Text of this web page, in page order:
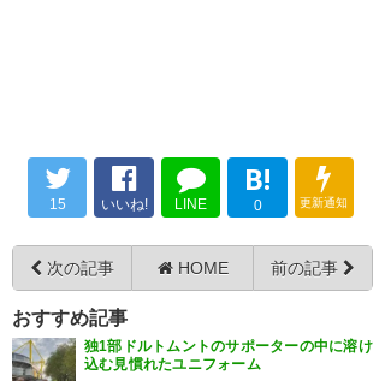
協力関係らしいのでレアルワン
チャンあるな
https://t.co/iD7vcuBR1M
— つのだ (netleto)
14
中山くんの背番号は4！✨ PECズ
ヴォレ入団おめでとう❗️🎊✨ 頑張
れー！٩(๑^o^๑)۶ #中山雄太 #柏
から世界へ
https://t.co/2v1KzqAIDc
15 いいね! LINE
B!
0 更新通知
次の記事 HOME 前の記事
おすすめ記事
独1部ドルトムントのサポーターの中に溶け
込む見慣れたユニフォーム